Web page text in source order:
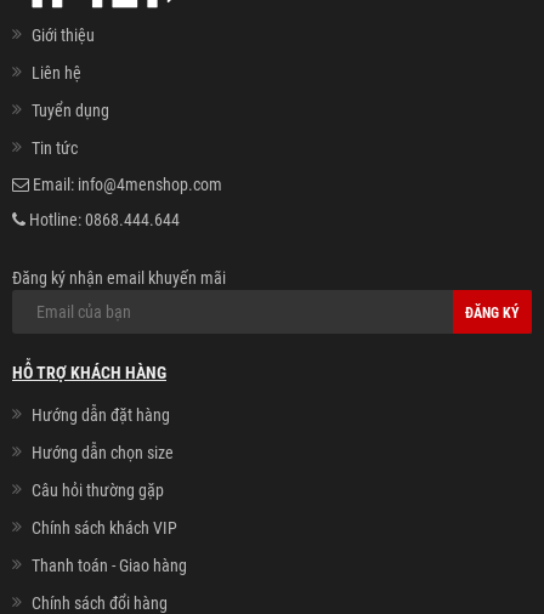
Giới thiệu
Liên hệ
Tuyển dụng
Tin tức
Email: info@4menshop.com
Hotline:0868.444.644
Đăng ký nhận email khuyến mãi
ĐĂNG KÝ
HỖ TRỢ KHÁCH HÀNG
Hướng dẫn đặt hàng
Hướng dẫn chọn size
Câu hỏi thường gặp
Chính sách khách VIP
Thanh toán - Giao hàng
Chính sách đổi hàng